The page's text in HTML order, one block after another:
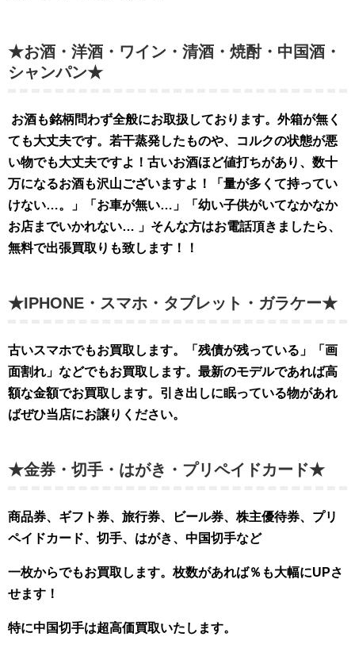
★お酒・洋酒・ワイン・清酒・焼酎・中国酒・
シャンパン★
お酒も銘柄問わず全般にお取扱しております。外箱が無く
ても大丈夫です。若干蒸発したものや、コルクの状態が悪
い物でも大丈夫ですよ！古いお酒ほど値打ちがあり、数十
万になるお酒も沢山ございますよ！「量が多くて持ってい
けない…。」「お車が無い…」「幼い子供がいてなかなか
お店までいかれない… 」そんな方はお電話頂きましたら、
無料で出張買取りも致します！！
★IPHONE・スマホ・タブレット・ガラケー★
古いスマホでもお買取します。「残債が残っている」「画
面割れ」などでもお買取します。最新のモデルであれば高
額な金額でお買取します。引き出しに眠っている物があれ
ばぜひ当店にお譲りください。
★金券・切手・はがき・プリペイドカード★
商品券、ギフト券、旅行券、ビール券、株主優待券、プリ
ペイドカード、切手、はがき、中国切手など
一枚からでもお買取します。枚数があれば％も大幅にUPさ
せます！
特に中国切手は超高価買取いたします。